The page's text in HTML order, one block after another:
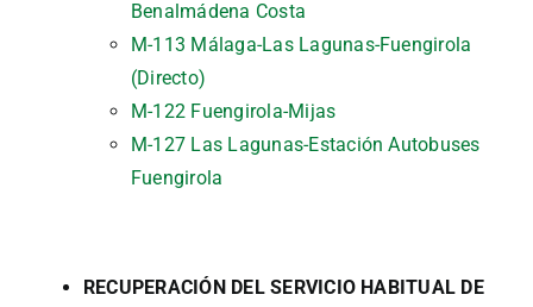
Benalmádena Costa
M-113 Málaga-Las Lagunas-Fuengirola
(Directo)
M-122 Fuengirola-Mijas
M-127 Las Lagunas-Estación Autobuses
Fuengirola
RECUPERACIÓN DEL SERVICIO HABITUAL DE